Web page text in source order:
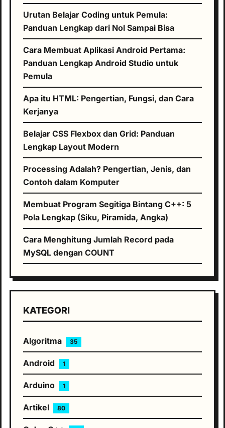
Urutan Belajar Coding untuk Pemula:
Panduan Lengkap dari Nol Sampai Bisa
Cara Membuat Aplikasi Android Pertama:
Panduan Lengkap Android Studio untuk
Pemula
Apa itu HTML: Pengertian, Fungsi, dan Cara
Kerjanya
Belajar CSS Flexbox dan Grid: Panduan
Lengkap Layout Modern
Processing Adalah? Pengertian, Jenis, dan
Contoh dalam Komputer
Membuat Program Segitiga Bintang C++: 5
Pola Lengkap (Siku, Piramida, Angka)
Cara Menghitung Jumlah Record pada
MySQL dengan COUNT
KATEGORI
Algoritma 35
Android 1
Arduino 1
Artikel 80